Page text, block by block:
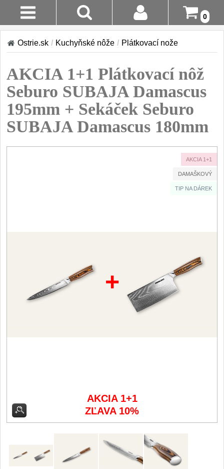
0
Stav
Objednávky
Prihlásenie
Registrácia
Doručenie
A Platba
Akcia!
Sady nožov 9
Kuchařské nože 30
27
Vykosťovací nože
Japonské nože
Príslušenstvo
Ostrie.sk / Kuchyňské nôže / Plátkovací nože
AKCIA 1+1 Plátkovací nôž
Seburo SUBAJA Damascus
195mm + Sekáček Seburo
SUBAJA Damascus 180mm
AKCIA 1+1
DAMAŠKOVÝ
TIP NA DÁREK
+
AKCIA 1+1
ZĽAVA 10%